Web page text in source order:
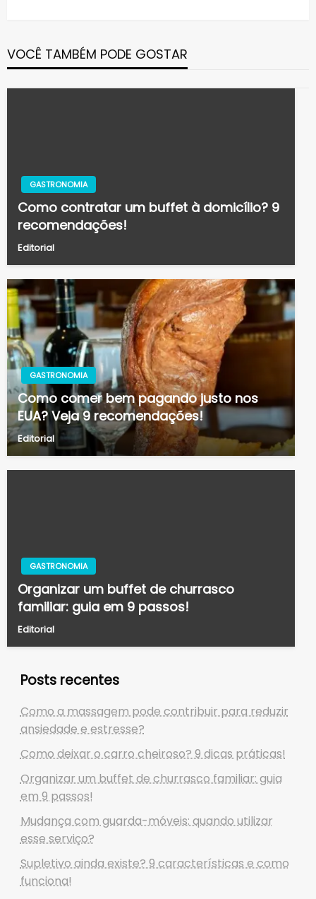
VOCÊ TAMBÉM PODE GOSTAR
GASTRONOMIA
Como contratar um buffet à domicílio? 9
recomendações!
Editorial
GASTRONOMIA
Como comer bem pagando justo nos
EUA? Veja 9 recomendações!
Editorial
GASTRONOMIA
Organizar um buffet de churrasco
familiar: guia em 9 passos!
Editorial
Posts recentes
Como a massagem pode contribuir para reduzir
ansiedade e estresse?
Como deixar o carro cheiroso? 9 dicas práticas!
Organizar um buffet de churrasco familiar: guia
em 9 passos!
Mudança com guarda-móveis: quando utilizar
esse serviço?
Supletivo ainda existe? 9 características e como
funciona!